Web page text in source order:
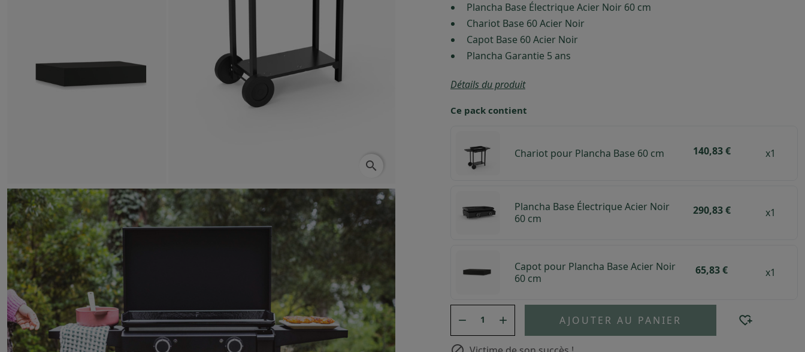
search
Plancha Base Électrique Acier Noir 60 cm
Chariot Base 60 Acier Noir
Capot Base 60 Acier Noir
Plancha Garantie 5 ans
Détails du produit
Ce pack contient
Chariot pour Plancha Base 60 cm 140,83 € x1
Plancha Base Électrique Acier Noir
60 cm
290,83 € x1
Capot pour Plancha Base Acier Noir
60 cm
65,83 € x1
  AJOUTER AU PANIER